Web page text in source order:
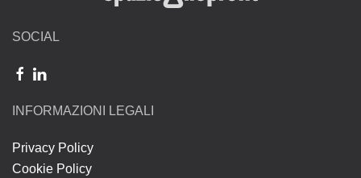
SOCIAL
INFORMAZIONI LEGALI
Privacy Policy
Cookie Policy